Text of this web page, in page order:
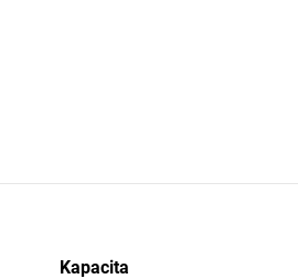
Kapacita